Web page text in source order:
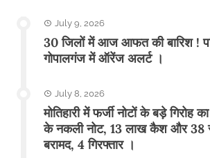
July 9, 2026
30 जिलों में आज आफत की बारिश !
गोपालगंज में ऑरेंज अलर्ट ।
July 8, 2026
मोतिहारी में फर्जी नोटों के बड़े गिरोह
के नकली नोट, 13 लाख कैश और 38
बरामद, 4 गिरफ्तार ।